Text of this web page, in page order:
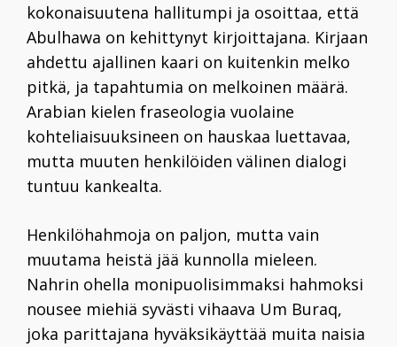
kokonaisuutena hallitumpi ja osoittaa, että
Abulhawa on kehittynyt kirjoittajana. Kirjaan
ahdettu ajallinen kaari on kuitenkin melko
pitkä, ja tapahtumia on melkoinen määrä.
Arabian kielen fraseologia vuolaine
kohteliaisuuksineen on hauskaa luettavaa,
mutta muuten henkilöiden välinen dialogi
tuntuu kankealta.
Henkilöhahmoja on paljon, mutta vain
muutama heistä jää kunnolla mieleen.
Nahrin ohella monipuolisimmaksi hahmoksi
nousee miehiä syvästi vihaava Um Buraq,
joka parittajana hyväksikäyttää muita naisia